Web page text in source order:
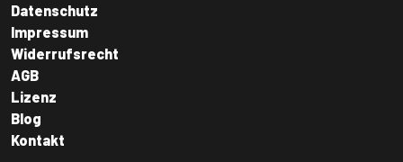
Datenschutz
Impressum
Widerrufsrecht
AGB
Lizenz
Blog
Kontakt